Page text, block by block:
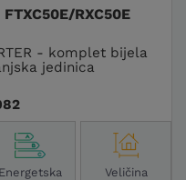
RXC50E
- komplet bijela
jedinica
Energetska
Veličina